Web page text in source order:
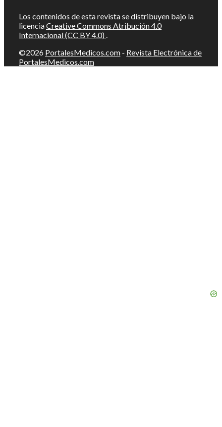
Los contenidos de esta revista se distribuyen bajo la
licenciaCreative Commons Atribución 4.0
Internacional (CC BY 4.0) .
©2026 PortalesMedicos.com - Revista Electrónica de
PortalesMedicos.com